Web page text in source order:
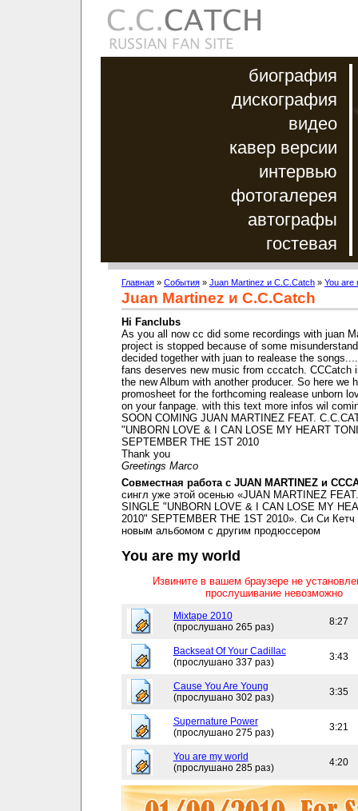
биография
дискография
видео
кавер версии
интервью
фотогалерея
автографы
гостевая
Главная » События » Juan Martinez и C.C.Catch » You are
Juan Martinez и C.C.Catch
Hi Fanclubs
As you all now cc did some recordings with juan
project is stopped because of some
decided together with juan to realease the
fans deserves new music from cccatch. CCCatch
the new Album with another producer. So here we
promosheet for the forthcoming realease unborn
on your fanpage. with this text more infos wil
SOON COMING JUAN MARTINEZ FEAT.
"UNBORN LOVE & I CAN LOSE MY HEART
SEPTEMBER THE 1ST 2010
Thank you
Greetings Marco
Совместная работа с JUAN MARTINEZ и
сингл уже этой осенью «JUAN MARTINEZ
SINGLE "UNBORN LOVE & I CAN LOSE MY
2010" SEPTEMBER THE 1ST 2010». Си Си Кетч
новым альбомом с другим продюссером
You are my world
Извините в вашем браузере не
прослушивание невозможно
Mixtape 2010
(прослушано 265 раз)
8:27
Backseat Of Your Cadillac
(прослушано 337 раз)
3:43
Cause You Are Young
(прослушано 302 раз)
3:35
Supernature Power
(прослушано 275 раз)
3:21
You are my world
(прослушано 285 раз)
4:20